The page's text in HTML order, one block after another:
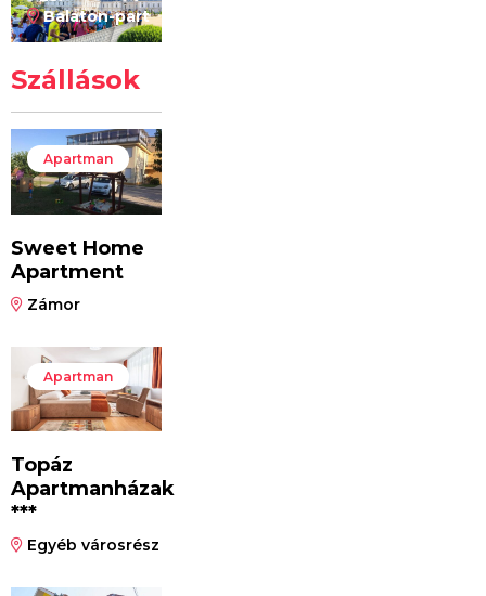
Balaton-part
Szállások
Apartman
Sweet Home
Apartment
Zámor
Apartman
Topáz
Apartmanházak
***
Egyéb városrész